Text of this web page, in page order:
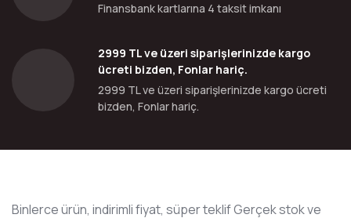
Finansbank kartlarına 4 taksit imkanı
2999 TL ve üzeri siparişlerinizde kargo
ücreti bizden, Fonlar hariç.
2999 TL ve üzeri siparişlerinizde kargo ücreti
bizden, Fonlar hariç.
Binlerce ürün, indirimli fiyat, süper teklif Gerçek stok ve